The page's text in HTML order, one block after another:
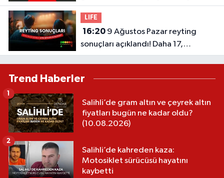
içinde olmaktansa…’ Ragıp
Kırgezen’den Yeni Parti’ye sert
eleştirilerle istifa
LIFE
16:209 Ağustos Pazar reyting
sonuçları açıklandı! Daha 17,
Masterchef Türkiye, Köyden İndim
Trend Haberler
Salihli’de gram altın ve çeyrek altın
fiyatları bugün ne kadar oldu?
(10.08.2026)
1
Salihli’de kahreden kaza:
Motosiklet sürücüsü hayatını
kaybetti
2